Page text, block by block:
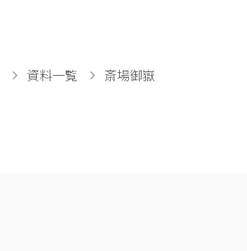
資料一覧 斎場御嶽